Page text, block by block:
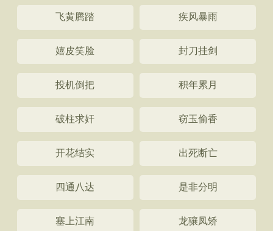
飞黄腾踏 疾风暴雨
嬉皮笑脸 封刀挂剑
投机倒把 积年累月
破柱求奸 窃玉偷香
开花结实 出死断亡
四通八达 是非分明
塞上江南 龙骧凤矫